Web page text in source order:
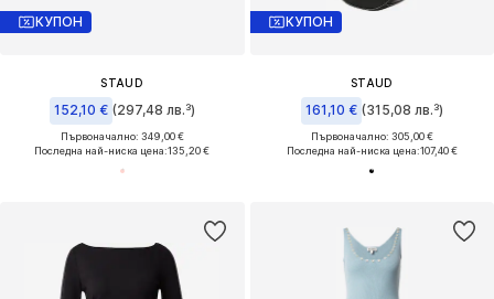
КУПОН
STAUD
152,10 € (297,48 лв.³)
Първоначално: 349,00 €
Последна най-ниска цена:135,20 €
КУПОН
STAUD
161,10 € (315,08 лв.³)
Първоначално: 305,00 €
Последна най-ниска цена:107,40 €